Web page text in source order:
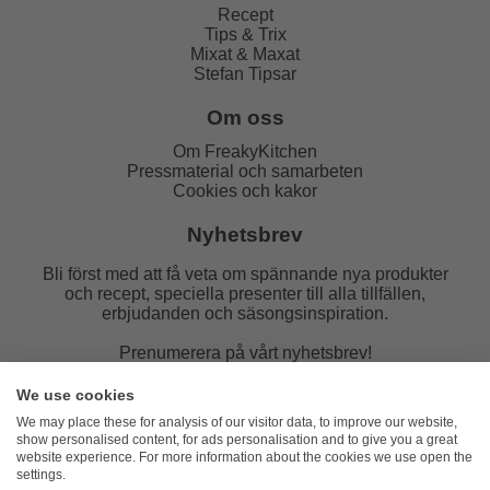
Recept
Tips & Trix
Mixat & Maxat
Stefan Tipsar
Om oss
Om FreakyKitchen
Pressmaterial och samarbeten
Cookies och kakor
Nyhetsbrev
Bli först med att få veta om spännande nya produkter
och recept, speciella presenter till alla tillfällen,
erbjudanden och säsongsinspiration.
Prenumerera på vårt nyhetsbrev!
E-post:
We use cookies
We may place these for analysis of our visitor data, to improve our website,
show personalised content, for ads personalisation and to give you a great
website experience. For more information about the cookies we use open the
settings.